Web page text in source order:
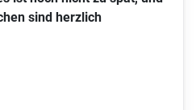
sind herzlich